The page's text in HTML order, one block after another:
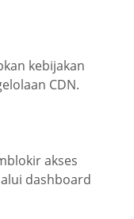
kebijakan
CDN.
akses
dashboard